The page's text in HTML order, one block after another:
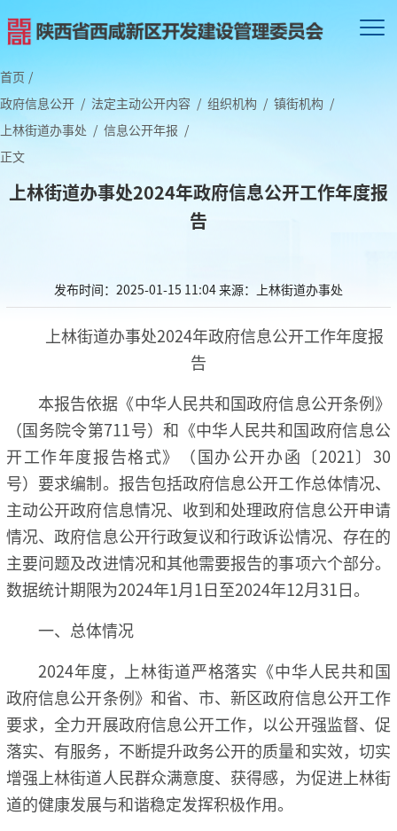
首页 /
政府信息公开 / 法定主动公开内容 / 组织机构 / 镇街机构 /
上林街道办事处 / 信息公开年报 /
正文
上林街道办事处2024年政府信息公开工作年度报
告
发布时间：2025-01-15 11:04来源：上林街道办事处
上林街道办事处2024年政府信息公开工作年度报
告
本报告依据《中华人民共和国政府信息公开条例》
（国务院令第711号）和《中华人民共和国政府信息公
开工作年度报告格式》（国办公开办函〔2021〕30
号）要求编制。报告包括政府信息公开工作总体情况、
主动公开政府信息情况、收到和处理政府信息公开申请
情况、政府信息公开行政复议和行政诉讼情况、存在的
主要问题及改进情况和其他需要报告的事项六个部分。
数据统计期限为2024年1月1日至2024年12月31日。
一、总体情况
2024年度，上林街道严格落实《中华人民共和国
政府信息公开条例》和省、市、新区政府信息公开工作
要求，全力开展政府信息公开工作，以公开强监督、促
落实、有服务，不断提升政务公开的质量和实效，切实
增强上林街道人民群众满意度、获得感，为促进上林街
道的健康发展与和谐稳定发挥积极作用。